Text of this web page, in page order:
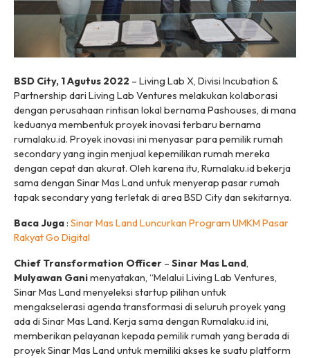
BSD City, 1 Agutus 2022 – Living Lab X, Divisi Incubation &
Partnership dari Living Lab Ventures melakukan kolaborasi
dengan perusahaan rintisan lokal bernama Pashouses, di mana
keduanya membentuk proyek inovasi terbaru bernama
rumalaku.id. Proyek inovasi ini menyasar para pemilik rumah
secondary yang ingin menjual kepemilikan rumah mereka
dengan cepat dan akurat. Oleh karena itu, Rumalaku.id bekerja
sama dengan Sinar Mas Land untuk menyerap pasar rumah
tapak secondary yang terletak di area BSD City dan sekitarnya.
Baca Juga: Sinar Mas Land Luncurkan Program UMKM Pasar
Rakyat Go Digital
Chief Transformation Officer – Sinar Mas Land,
Mulyawan Ganimenyatakan, “Melalui Living Lab Ventures,
Sinar Mas Land menyeleksi startup pilihan untuk
mengakselerasi agenda transformasi di seluruh proyek yang
ada di Sinar Mas Land. Kerja sama dengan Rumalaku.id ini,
memberikan pelayanan kepada pemilik rumah yang berada di
proyek Sinar Mas Land untuk memiliki akses ke suatu platform